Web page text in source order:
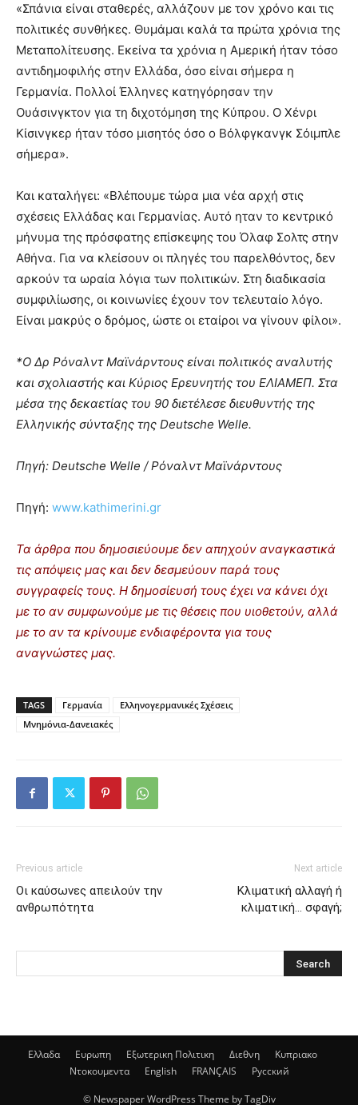
«Σπάνια είναι σταθερές, αλλάζουν με τον χρόνο και τις
πολιτικές συνθήκες. Θυμάμαι καλά τα πρώτα χρόνια της
Μεταπολίτευσης. Εκείνα τα χρόνια η Αμερική ήταν τόσο
αντιδημοφιλής στην Ελλάδα, όσο είναι σήμερα η
Γερμανία. Πολλοί Έλληνες κατηγόρησαν την
Ουάσινγκτον για τη διχοτόμηση της Κύπρου. Ο Χένρι
Κίσινγκερ ήταν τόσο μισητός όσο ο Βόλφγκανγκ Σόιμπλε
σήμερα».
Και καταλήγει: «Βλέπουμε τώρα μια νέα αρχή στις
σχέσεις Ελλάδας και Γερμανίας. Αυτό ηταν το κεντρικό
μήνυμα της πρόσφατης επίσκεψης του Όλαφ Σολτς στην
Αθήνα. Για να κλείσουν οι πληγές του παρελθόντος, δεν
αρκούν τα ωραία λόγια των πολιτικών. Στη διαδικασία
συμφιλίωσης, οι κοινωνίες έχουν τον τελευταίο λόγο.
Είναι μακρύς ο δρόμος, ώστε οι εταίροι να γίνουν φίλοι».
*Ο Δρ Ρόναλντ Μαϊνάρντους είναι πολιτικός αναλυτής
και σχολιαστής και Κύριος Ερευνητής του ΕΛΙΑΜΕΠ. Στα
μέσα της δεκαετίας του 90 διετέλεσε διευθυντής της
Ελληνικής σύνταξης της Deutsche Welle.
Πηγή: Deutsche Welle / Ρόναλντ Μαϊνάρντους
Πηγή: www.kathimerini.gr
Τα άρθρα που δημοσιεύουμε δεν απηχούν αναγκαστικά
τις απόψεις μας και δεν δεσμεύουν παρά τους
συγγραφείς τους. Η δημοσίευσή τους έχει να κάνει όχι
με το αν συμφωνούμε με τις θέσεις που υιοθετούν, αλλά
με το αν τα κρίνουμε ενδιαφέροντα για τους
αναγνώστες μας.
TAGS Γερμανία
Ελληνογερμανικές Σχέσεις
Μνημόνια-Δανειακές
Previous article
Οι καύσωνες απειλούν την
ανθρωπότητα
Next article
Κλιματική αλλαγή ή
κλιματική… σφαγή;
Ελλαδα Ευρωπη Εξωτερικη Πολιτικη Διεθνη
Κυπριακο
Ντοκουμεντα
English FRANÇAIS Русский
© Newspaper WordPress Theme by TagDiv